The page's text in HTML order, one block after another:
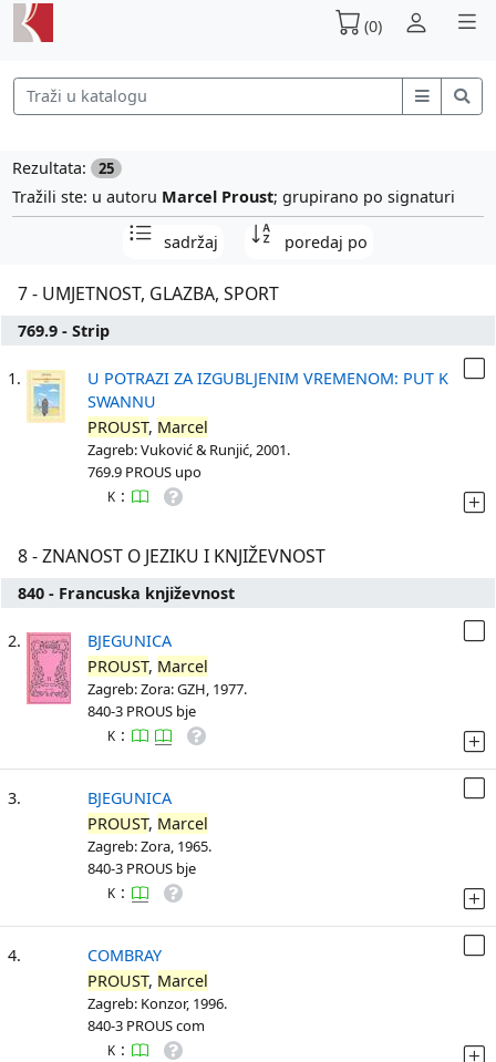
(0)
Rezultata: 25
Tražili ste: u autoru Marcel Proust; grupirano po signaturi
sadržaj poredaj po
7 - UMJETNOST, GLAZBA, SPORT
769.9 - Strip
1.
U POTRAZI ZA IZGUBLJENIM VREMENOM: PUT K
SWANNU
PROUST, Marcel
Zagreb: Vuković & Runjić, 2001.
769.9 PROUS upo
K :
8 - ZNANOST O JEZIKU I KNJIŽEVNOST
840 - Francuska književnost
2.
BJEGUNICA
PROUST, Marcel
Zagreb: Zora: GZH, 1977.
840-3 PROUS bje
K :
3.
BJEGUNICA
PROUST, Marcel
Zagreb: Zora, 1965.
840-3 PROUS bje
K :
4.
COMBRAY
PROUST, Marcel
Zagreb: Konzor, 1996.
840-3 PROUS com
K :